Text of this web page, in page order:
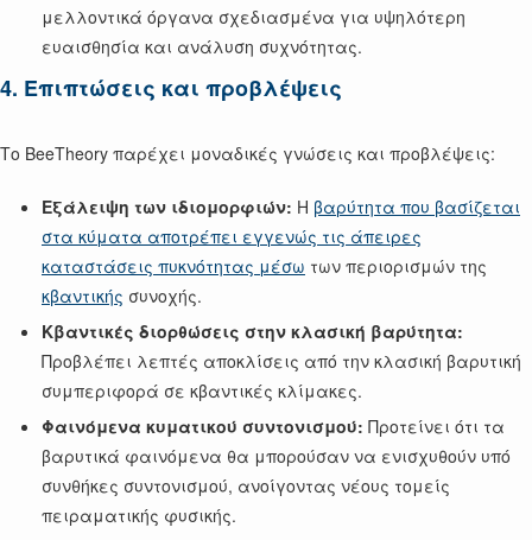
μελλοντικά όργανα σχεδιασμένα για υψηλότερη
ευαισθησία και ανάλυση συχνότητας.
4. Επιπτώσεις και προβλέψεις
Το BeeTheory παρέχει μοναδικές γνώσεις και προβλέψεις:
Εξάλειψη των ιδιομορφιών: Η βαρύτητα που βασίζεται
στα κύματα αποτρέπει εγγενώς τις άπειρες
καταστάσεις πυκνότητας μέσω των περιορισμών της
κβαντικής συνοχής.
Κβαντικές διορθώσεις στην κλασική βαρύτητα:
Προβλέπει λεπτές αποκλίσεις από την κλασική βαρυτική
συμπεριφορά σε κβαντικές κλίμακες.
Φαινόμενα κυματικού συντονισμού: Προτείνει ότι τα
βαρυτικά φαινόμενα θα μπορούσαν να ενισχυθούν υπό
συνθήκες συντονισμού, ανοίγοντας νέους τομείς
πειραματικής φυσικής.